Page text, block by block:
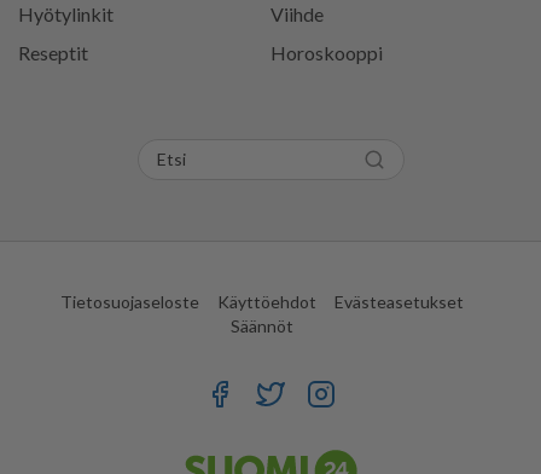
Hyötylinkit
Viihde
Reseptit
Horoskooppi
Tietosuojaseloste Käyttöehdot
Evästeasetukset
Säännöt